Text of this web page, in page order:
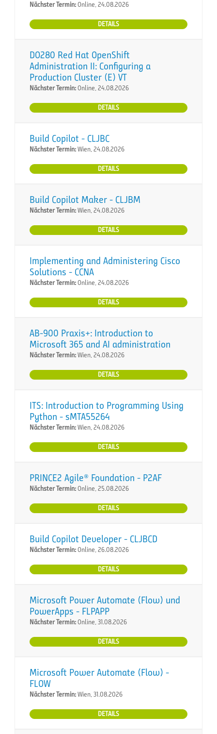
Nächster Termin:Online, 24.08.2026
DETAILS
DO280 Red Hat OpenShift
Administration II: Configuring a
Production Cluster (E) VT
Nächster Termin:Online, 24.08.2026
DETAILS
Build Copilot - CLJBC
Nächster Termin:Wien, 24.08.2026
DETAILS
Build Copilot Maker - CLJBM
Nächster Termin:Wien, 24.08.2026
DETAILS
Implementing and Administering Cisco
Solutions - CCNA
Nächster Termin:Online, 24.08.2026
DETAILS
AB-900 Praxis+: Introduction to
Microsoft 365 and AI administration
Nächster Termin:Wien, 24.08.2026
DETAILS
ITS: Introduction to Programming Using
Python - sMTA55264
Nächster Termin:Wien, 24.08.2026
DETAILS
PRINCE2 Agile® Foundation - P2AF
Nächster Termin:Online, 25.08.2026
DETAILS
Build Copilot Developer - CLJBCD
Nächster Termin:Online, 26.08.2026
DETAILS
Microsoft Power Automate (Flow) und
PowerApps - FLPAPP
Nächster Termin:Online, 31.08.2026
DETAILS
Microsoft Power Automate (Flow) -
FLOW
Nächster Termin:Wien, 31.08.2026
DETAILS